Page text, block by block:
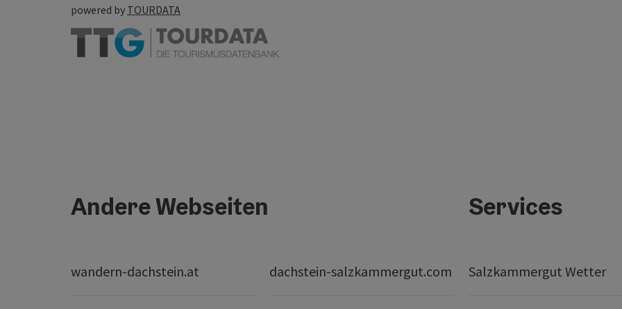
powered by TOURDATA
Andere Webseiten
wandern-dachstein.at dachstein-salzkammergut.com
Services
Salzkammergut Wetter